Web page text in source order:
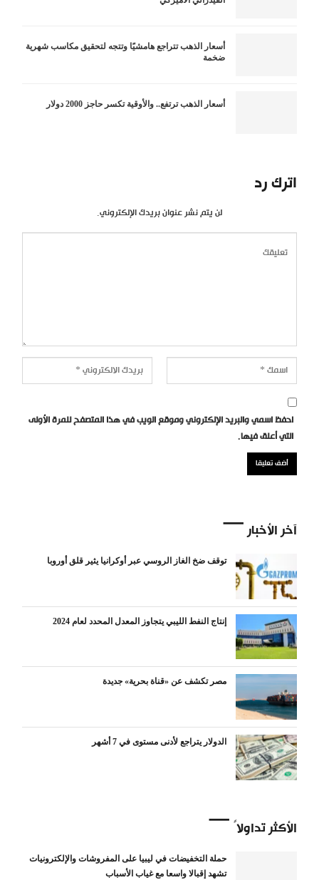
أسعار الذهب تتراجع هامشيًا وتتجه لتحقيق مكاسب شهرية
ضخمة
أسعار الذهب ترتفع.. والأوقية تكسر حاجز 2000 دولار
اترك رد
لن يتم نشر عنوان بريدك الإلكتروني.
احفظ اسمي والبريد الإلكتروني وموقع الويب في هذا المتصفح للمرة الأولى
التي أعلق فيها.
آخر الأخبار
توقف ضخ الغاز الروسي عبر أوكرانيا يثير قلق أوروبا
إنتاج النفط الليبي يتجاوز المعدل المحدد لعام 2024
مصر تكشف عن «قناة بحرية» جديدة
الدولار يتراجع لأدنى مستوى في 7 أشهر
الأكثر تداولاً
حملة التخفيضات في ليبيا على المفروشات والإلكترونيات
تشهد إقبالا واسعا مع غياب الأسباب